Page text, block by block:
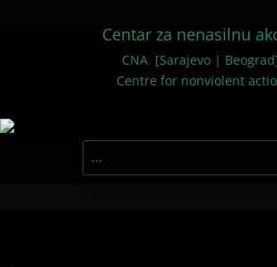
Centar za nenasilnu
CNA [Sarajevo |
Centre for nonviolent